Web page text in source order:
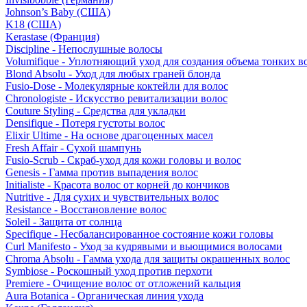
Johnson’s Baby (США)
K18 (США)
Kerastase (Франция)
Discipline - Непослушные волосы
Volumifique - Уплотняющий уход для создания объема тонких
Blond Absolu - Уход для любых граней блонда
Fusio-Dose - Молекулярные коктейли для волос
Chronologiste - Искусство ревитализации волос
Couture Styling - Средства для укладки
Densifique - Потеря густоты волос
Elixir Ultime - На основе драгоценных масел
Fresh Affair - Сухой шампунь
Fusio-Scrub - Скраб-уход для кожи головы и волос
Genesis - Гамма против выпадения волос
Initialiste - Красота волос от корней до кончиков
Nutritive - Для сухих и чувствительных волос
Resistance - Восстановление волос
Soleil - Защита от солнца
Specifique - Несбалансированное состояние кожи головы
Curl Manifesto - Уход за кудрявыми и вьющимися волосами
Chroma Absolu - Гамма ухода для защиты окрашенных волос
Symbiose - Роскошный уход против перхоти
Premiere - Очищение волос от отложений кальция
Aura Botanica - Органическая линия ухода